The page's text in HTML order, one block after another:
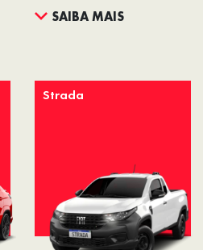
SAIBA MAIS
Strada